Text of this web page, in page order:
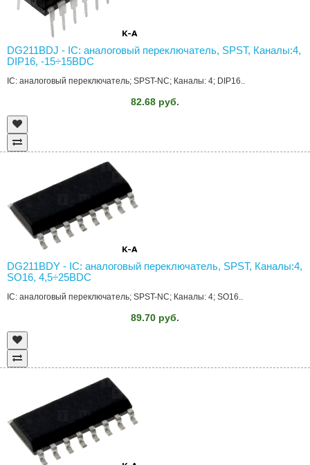
DG211BDJ - IC: аналоговый переключатель, SPST, Каналы:4,
DIP16, -15÷15ВDC
IC: аналоговый переключатель; SPST-NC; Каналы: 4; DIP16..
82.68 руб.
DG211BDY - IC: аналоговый переключатель, SPST, Каналы:4,
SO16, 4,5÷25ВDC
IC: аналоговый переключатель; SPST-NC; Каналы: 4; SO16..
89.70 руб.